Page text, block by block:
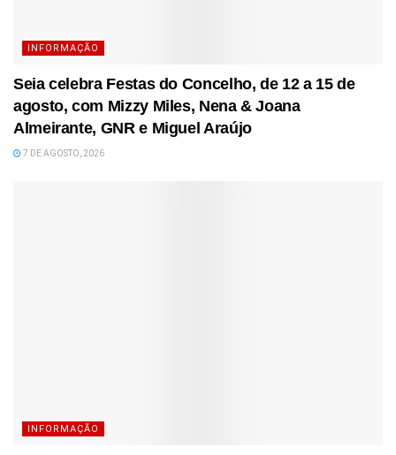
INFORMAÇÃO
Seia celebra Festas do Concelho, de 12 a 15 de
agosto, com Mizzy Miles, Nena & Joana
Almeirante, GNR e Miguel Araújo
7 DE AGOSTO, 2026
INFORMAÇÃO